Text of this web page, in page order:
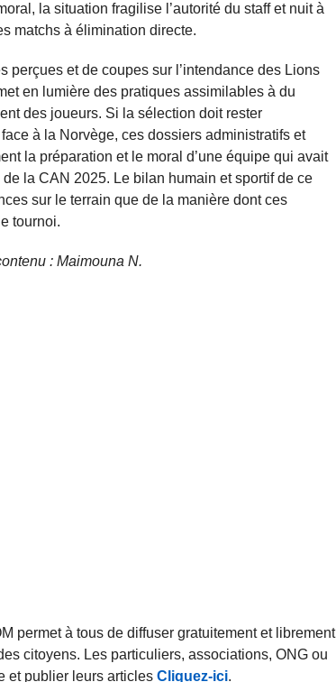
la situation fragilise l’autorité du staff et nuit à
matchs à élimination directe.
perçues et de coupes sur l’intendance des Lions
en lumière des pratiques assimilables à du
des joueurs. Si la sélection doit rester
à la Norvège, ces dossiers administratifs et
la préparation et le moral d’une équipe qui avait
la CAN 2025. Le bilan humain et sportif de ce
sur le terrain que de la manière dont ces
tournoi.
: Maimouna N.
permet à tous de diffuser gratuitement et librement
citoyens. Les particuliers, associations, ONG ou
et publier leurs articles Cliquez-ici.